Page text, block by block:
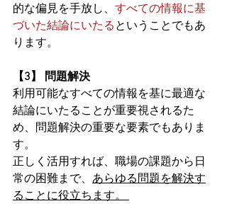
的な偏見を手放し、 すべての情報に基
づいた結論にいたる ということでもあ
ります。
【3】 問題解決
利用可能なすべての情報を基に最適な
結論にいたることが重要視されるた
め、問題解決の重要な要素でもありま
す。
正しく活用すれば、職場の課題から日
常の困難まで、 あらゆる問題を解決す
ることに役立ちます。